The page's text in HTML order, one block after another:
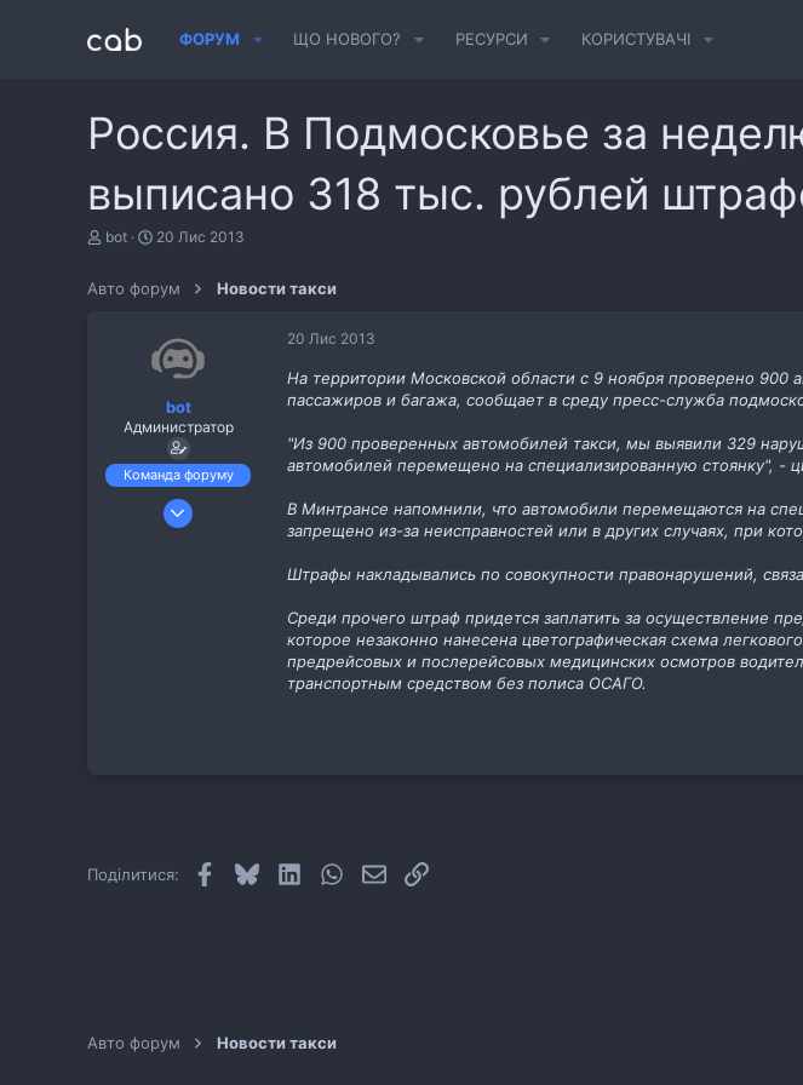
ФОРУМ ЩО НОВОГО? РЕСУРСИ КОРИСТУВАЧІ
Россия. В Подмосковье за
выписано 318 тыс. рублей
А
о
bot
Д
а
в
о
н
я
20 Лис 2013
Авто форум Новости такси
bot
Администратор
Команда форуму
6 Лис 2013
20 Лис 2013
На территории Московской области с 9 ноября проверено 900
пассажиров и багажа, сообщает в среду пресс-служба
"Из 900 проверенных автомобилей такси, мы выявили 329
автомобилей перемещено на специализированную стоянку", -
В Минтрансе напомнили, что автомобили перемещаются на
запрещено из-за неисправностей или в других случаях, при
Штрафы накладывались по совокупности правонарушений,
Среди прочего штраф придется заплатить за осуществление
которое незаконно нанесена цветографическая схема
предрейсовых и послерейсовых медицинских осмотров
транспортным средством без полиса ОСАГО.
Поділитися: Facebook
BlueskyLinkedInWhatsApp
E-mailПосилання
Авто форум Новости такси